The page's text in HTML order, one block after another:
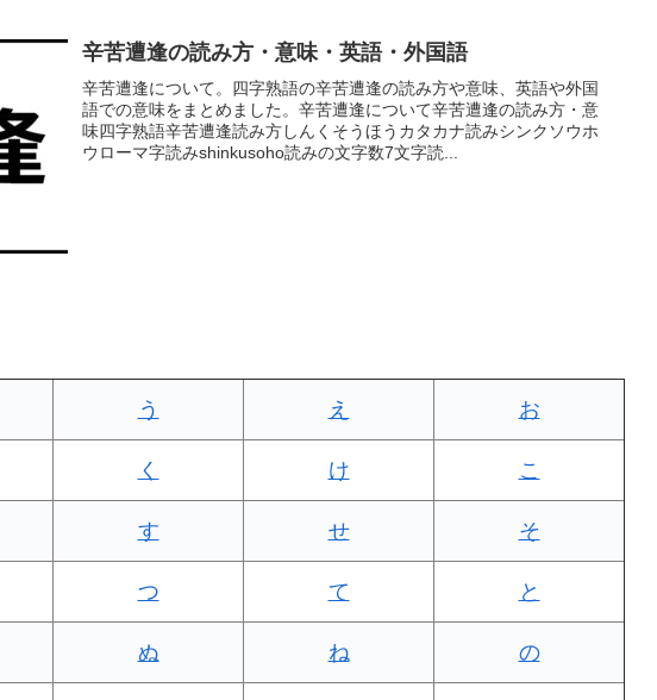
辛苦遭逢の読み方・意味・英語・外国語
辛苦遭逢について。四字熟語の辛苦遭逢の読み方や意味、英語や外国
語での意味をまとめました。辛苦遭逢について辛苦遭逢の読み方・意
味四字熟語辛苦遭逢読み方しんくそうほうカタカナ読みシンクソウホ
ウローマ字読みshinkusoho読みの文字数7文字読...
う え お
く け こ
す せ そ
つ て と
ぬ ね の